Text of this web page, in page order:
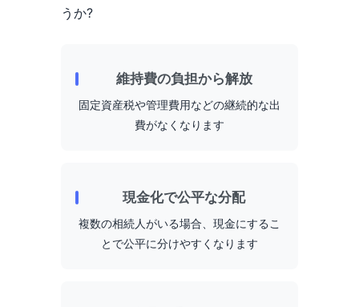
うか?
維持費の負担から解放
固定資産税や管理費用などの継続的な出
費がなくなります
現金化で公平な分配
複数の相続人がいる場合、現金にするこ
とで公平に分けやすくなります